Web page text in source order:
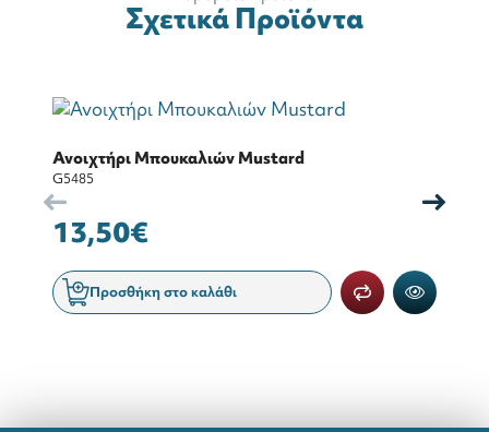
Σχετικά Προϊόντα
Ανοιχτήρι Μπουκαλιών Mustard
G5485
13,50€
Προσθήκη στο καλάθι